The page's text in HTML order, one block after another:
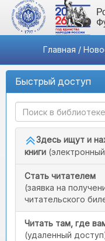
Главная /
Быстрый доступ
Здесь ищут и
книги
Стать читателем
(заявка на
читательского
Читать там, где
(удаленный